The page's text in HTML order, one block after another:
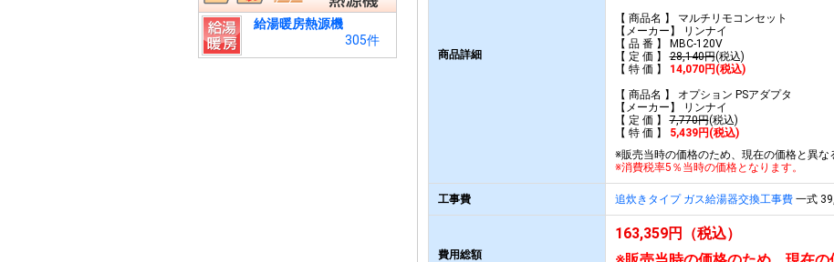
給湯暖房熱源機
305件
商品詳細
【 商品名 】 マルチリモコンセット
【メーカー】 リンナイ
【 品 番 】 MBC-120V
【 定 価 】28,140円(税込)
【 特 価 】
14,070円(税込)
【 商品名 】 オプション PSアダプタ
【メーカー】 リンナイ
【 定 価 】7,770円(税込)
【 特 価 】
5,439円(税込)
※販売当時の価格のため、現在の価格と異な
※消費税率5％当時の価格となります。
工事費 追炊きタイプ ガス給湯器交換工事費一式
費用総額
163,359円（税込）